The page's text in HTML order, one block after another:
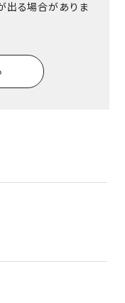
出る場合がありま